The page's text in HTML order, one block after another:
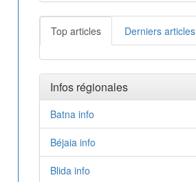
Top articles Derniers articles
Infos régionales
Batna info
Béjaia info
Blida info